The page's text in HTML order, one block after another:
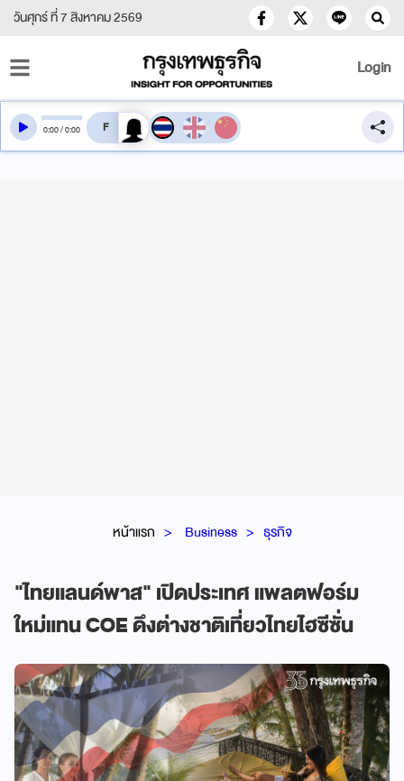
วันศุกร์ ที่ 7 สิงหาคม 2569
Login
หน้าแรก Business ธุรกิจ
"ไทยแลนด์พาส" เปิดประเทศ แพลตฟอร์ม
ใหม่แทน COE ดึงต่างชาติเที่ยวไทยไฮซีซั่น
0:00/0:00 สลับเสียงอ่าน